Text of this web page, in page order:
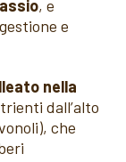
, e
e
nella
dall’alto
che